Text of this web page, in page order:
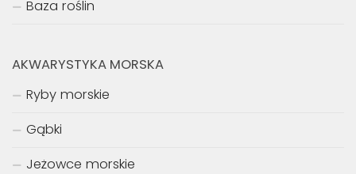
Baza roślin
AKWARYSTYKA MORSKA
Ryby morskie
Gąbki
Jeżowce morskie